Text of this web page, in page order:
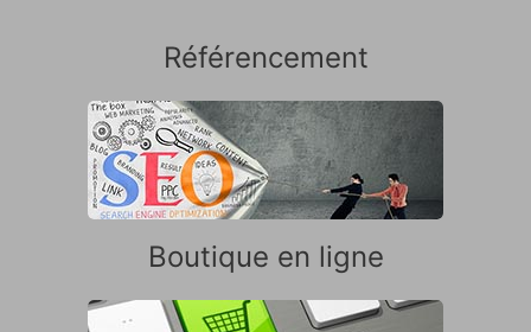
Référencement
Boutique en ligne